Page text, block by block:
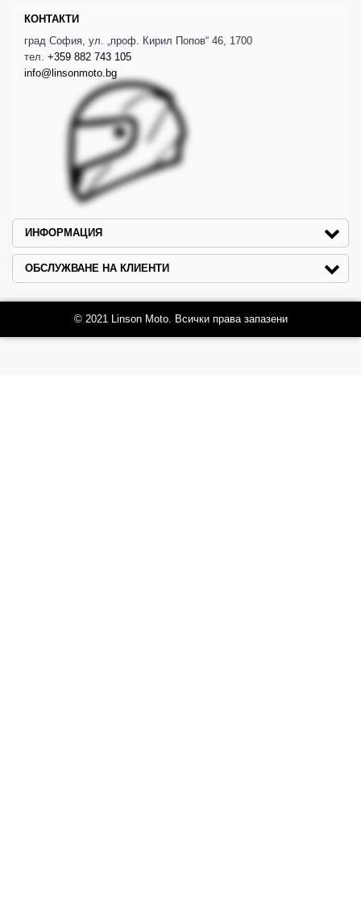
КОНТАКТИ
град София, ул. „проф. Кирил Попов“ 46, 1700
тел. +359 882 743 105
info@linsonmoto.bg
ИНФОРМАЦИЯ
ОБСЛУЖВАНЕ НА КЛИЕНТИ
© 2021 Linson Moto. Всички права запазени